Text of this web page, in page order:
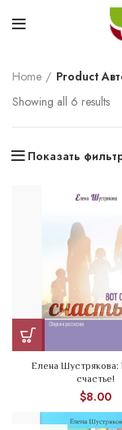
Home Product
Showing all 6 results
Показать
Елена Шустрякова:
счастье!
$8.00